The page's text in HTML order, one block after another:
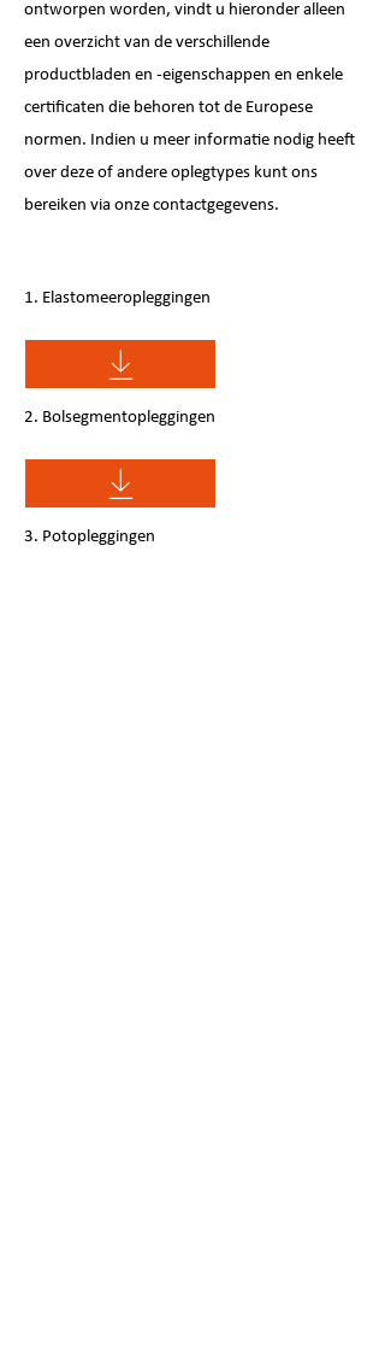
ontworpen worden, vindt u hieronder alleen
een overzicht van de verschillende
productbladen en -eigenschappen en enkele
certificaten die behoren tot de Europese
normen. Indien u meer informatie nodig heeft
over deze of andere oplegtypes kunt ons
bereiken via onze contactgegevens.
1. Elastomeeropleggingen
2. Bolsegmentopleggingen
3. Potopleggingen